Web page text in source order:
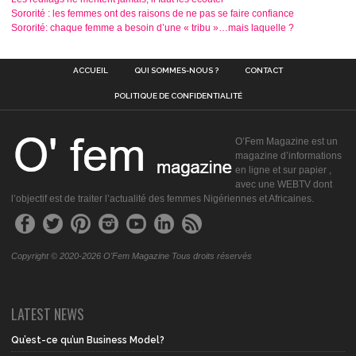
Sororité : les femmes ont des raisons de ne pas se faire confiance
Sororité: chaque femme a besoin d’une « tribu »…mais laquelle ?
ACCUEIL QUI SOMMES-NOUS ? CONTACT
POLITIQUE DE CONFIDENTIALITÉ
O’Fem Magazine est un
magazine d’informations
en ligne et sur papier ,
avec une WEBTV dont
l’objectif est de traiter l’actualité des femmes Nigériennes et Africaines.
Copyright © 2020-2026 O'Fem Magazine Tous droits réservés
LATEST NEWS
Qu’est-ce qu’un Business Model?